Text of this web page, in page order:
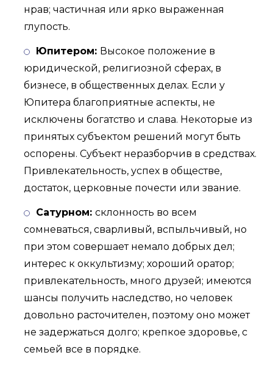
нрав; частичная или ярко выраженная
глупость.
Юпитером: Высокое положение в
юридической, религиозной сферах, в
бизнесе, в общественных делах. Если у
Юпитера благоприятные аспекты, не
исключены богатство и слава. Некоторые из
принятых субъектом решений могут быть
оспорены. Субъект неразборчив в средствах.
Привлекательность, успех в обществе,
достаток, церковные почести или звание.
Сатурном: склонность во всем
сомневаться, сварливый, вспыльчивый, но
при этом совершает немало добрых дел;
интерес к оккультизму; хороший оратор;
привлекательность, много друзей; имеются
шансы получить наследство, но человек
довольно расточителен, поэтому оно может
не задержаться долго; крепкое здоровье, с
семьей все в порядке.